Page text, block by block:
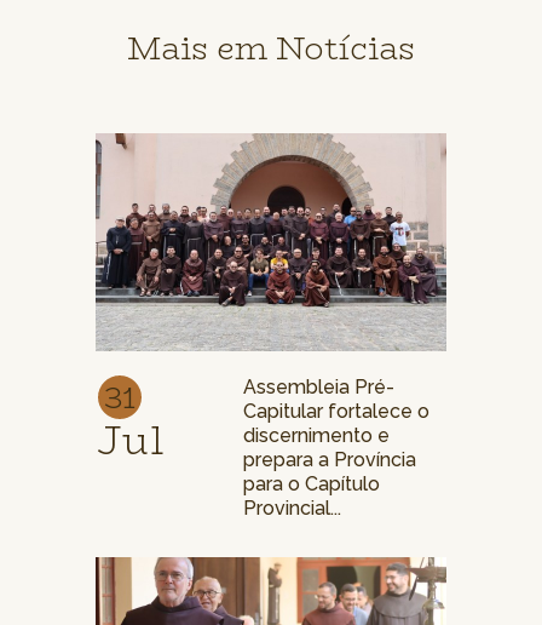
Mais em Notícias
31
Jul
Assembleia Pré-
Capitular fortalece o
discernimento e
prepara a Província
para o Capítulo
Provincial...